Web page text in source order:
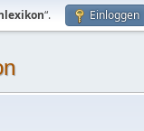
“. Einloggen